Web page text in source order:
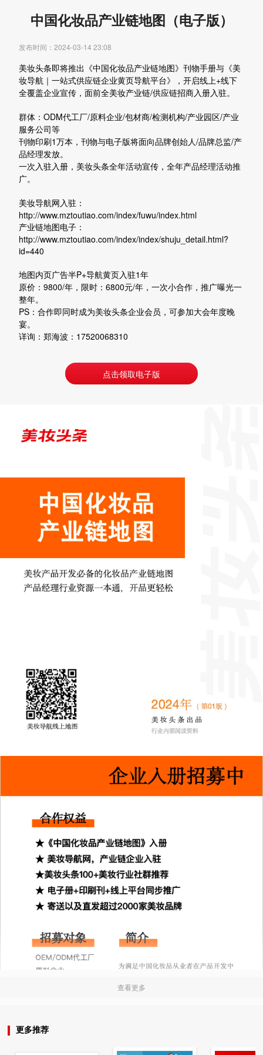
中国化妆品产业链地图（电子版）
发布时间：2024-03-14 23:08
美妆头条即将推出《中国化妆品产业链地图》刊物手册与《美
妆导航｜一站式供应链企业黄页导航平台》，开启线上+线下
全覆盖企业宣传，面前全美妆产业链/供应链招商入册入驻。
群体：ODM代工厂/原料企业/包材商/检测机构/产业园区/产业
服务公司等
刊物印刷1万本，刊物与电子版将面向品牌创始人/品牌总监/产
品经理发放。
一次入驻入册，美妆头条全年活动宣传，全年产品经理活动推
广。
美妆导航网入驻：
http://www.mztoutiao.com/index/fuwu/index.html
产业链地图电子：
http://www.mztoutiao.com/index/index/shuju_detail.html?
id=440
地图内页广告半P+导航黄页入驻1年
原价：9800/年，限时：6800元/年，一次小合作，推广曝光一
整年。
PS：合作即同时成为美妆头条企业会员，可参加大会年度晚
宴。
详询：郑海波：17520068310
点击领取电子版
查看更多
更多推荐